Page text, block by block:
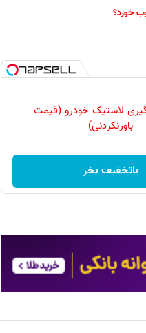
خورد؟
لاستیک خودرو (قیمت
باورنکردنی)
باتخفیف بخر